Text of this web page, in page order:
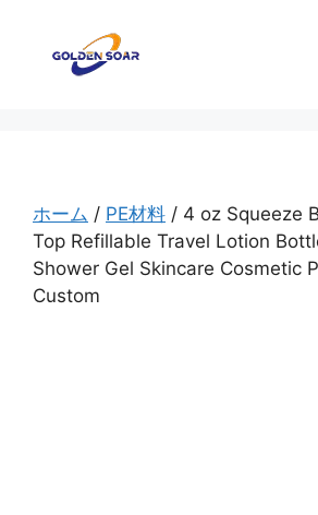
ホーム / PE材料 / 4 oz Squeeze
Top Refillable Travel Lotion
Shower Gel Skincare Cosmetic
Custom